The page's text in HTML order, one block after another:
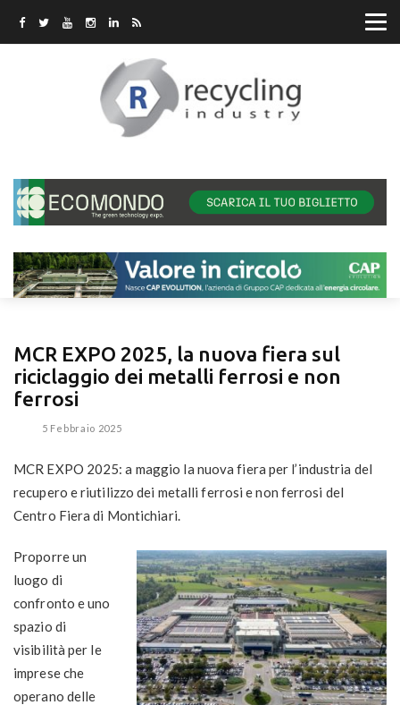
MCR EXPO 2025, la nuova fiera sul
riciclaggio dei metalli ferrosi e non
ferrosi
5 Febbraio 2025
MCR EXPO 2025: a maggio la nuova fiera per l’industria del
recupero e riutilizzo dei metalli ferrosi e non ferrosi del
Centro Fiera di Montichiari.
Proporre un
luogo di
confronto e uno
spazio di
visibilità per le
imprese che
operano delle